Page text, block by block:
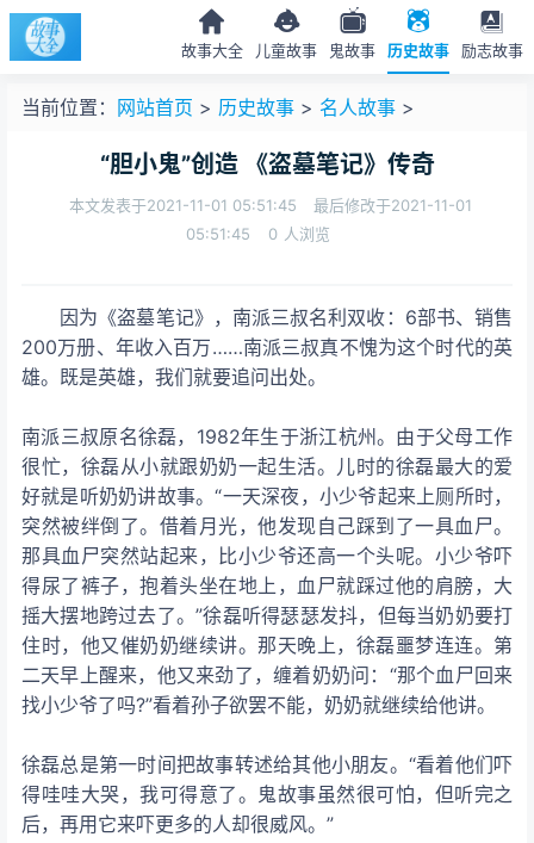
故事大全 儿童故事 鬼故事 历史故事 励志故事
当前位置： 网站首页 > 历史故事 > 名人故事 >
“胆小鬼”创造 《盗墓笔记》传奇
本文发表于2021-11-01 05:51:45
最后修改于2021-11-01
05:51:45
0 人浏览
因为《盗墓笔记》，南派三叔名利双收：6部书、销售
200万册、年收入百万……南派三叔真不愧为这个时代的英
雄。既是英雄，我们就要追问出处。
南派三叔原名徐磊，1982年生于浙江杭州。由于父母工作
很忙，徐磊从小就跟奶奶一起生活。儿时的徐磊最大的爱
好就是听奶奶讲故事。“一天深夜，小少爷起来上厕所时，
突然被绊倒了。借着月光，他发现自己踩到了一具血尸。
那具血尸突然站起来，比小少爷还高一个头呢。小少爷吓
得尿了裤子，抱着头坐在地上，血尸就踩过他的肩膀，大
摇大摆地跨过去了。”徐磊听得瑟瑟发抖，但每当奶奶要打
住时，他又催奶奶继续讲。那天晚上，徐磊噩梦连连。第
二天早上醒来，他又来劲了，缠着奶奶问：“那个血尸回来
找小少爷了吗?”看着孙子欲罢不能，奶奶就继续给他讲。
徐磊总是第一时间把故事转述给其他小朋友。“看着他们吓
得哇哇大哭，我可得意了。鬼故事虽然很可怕，但听完之
后，再用它来吓更多的人却很威风。”